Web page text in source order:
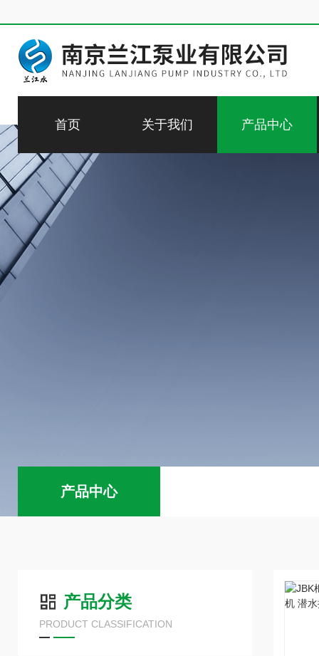
首页 关于我们 产品中心
产品中心
产品分类
PRODUCT CLASSIFICATION